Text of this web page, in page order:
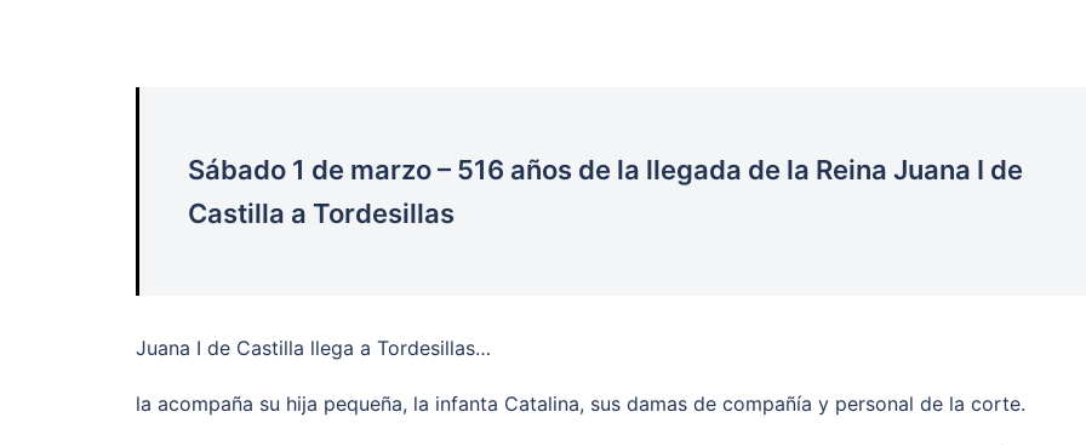
Sábado 1 de marzo – 516 años de la llegada de la Reina Juana I de
Castilla a Tordesillas
Juana I de Castilla llega a Tordesillas…
la acompaña su hija pequeña, la infanta Catalina, sus damas de compañía y personal de la corte.